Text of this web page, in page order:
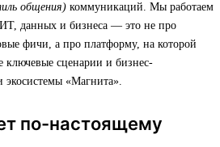
общения) коммуникаций. Мы работаем
данных и бизнеса — это не про
фичи, а про платформу, на которой
ключевые сценарии и бизнес-
экосистемы «Магнита».
по-настоящему